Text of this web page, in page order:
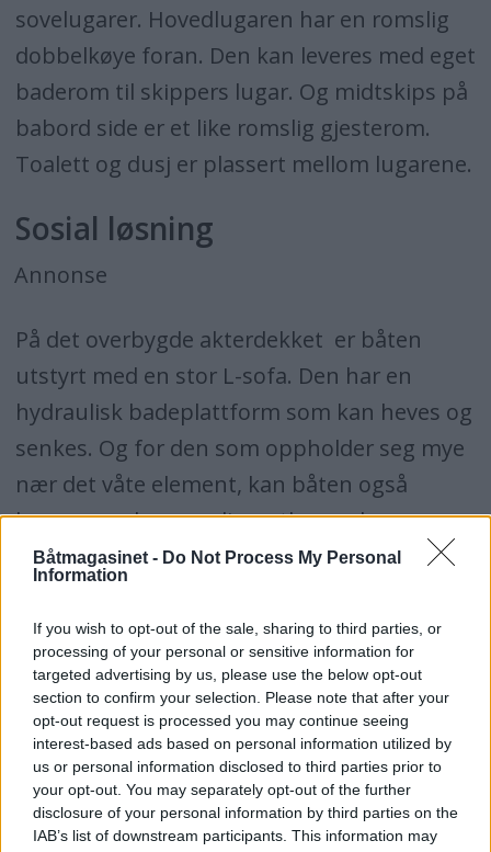
Båtmagasinet - Do Not Process My Personal
Information
If you wish to opt-out of the sale, sharing to third parties, or
processing of your personal or sensitive information for
targeted advertising by us, please use the below opt-out
section to confirm your selection. Please note that after your
opt-out request is processed you may continue seeing
interest-based ads based on personal information utilized by
us or personal information disclosed to third parties prior to
your opt-out. You may separately opt-out of the further
disclosure of your personal information by third parties on the
IAB’s list of downstream participants. This information may
sovelugarer. Hovedlugaren har en romslig
dobbelkøye foran. Den kan leveres med eget
baderom til skippers lugar. Og midtskips på
babord side er et like romslig gjesterom.
Toalett og dusj er plassert mellom lugarene.
Sosial løsning
Annonse
På det overbygde akterdekket er båten
utstyrt med en stor L-sofa. Den har en
hydraulisk badeplattform som kan heves og
senkes. Og for den som oppholder seg mye
nær det våte element, kan båten også
leveres med en snedig wetbar ved
plattformen akter.
Axius med joystick
Standard båt er utstyrt med 2x Mercruisere.
Diesel er den mest aktuelle varianten for det
norske markedet og da enten med 2x 370
TDI med joystick styring fra Axius og Bravo 3
drev eller som V-drive med 2 x Cummins